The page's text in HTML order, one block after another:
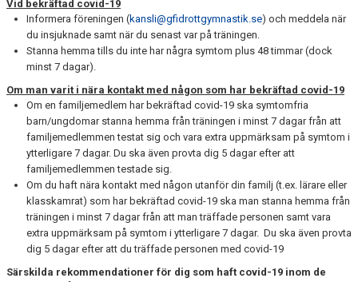
Vid bekräftad covid-19
Informera föreningen (kansli@gfidrottgymnastik.se) och meddela när
du insjuknade samt när du senast var på träningen.
Stanna hemma tills du inte har några symtom plus 48 timmar (dock
minst 7 dagar).
Om man varit i nära kontakt med någon som har bekräftad covid-19
Om en familjemedlem har bekräftad covid-19 ska symtomfria
barn/ungdomar stanna hemma från träningen i minst 7 dagar från att
familjemedlemmen testat sig och vara extra uppmärksam på symtom i
ytterligare 7 dagar. Du ska även provta dig 5 dagar efter att
familjemedlemmen testade sig.
Om du haft nära kontakt med någon utanför din familj (t.ex. lärare eller
klasskamrat) som har bekräftad covid-19 ska man stanna hemma från
träningen i minst 7 dagar från att man träffade personen samt vara
extra uppmärksam på symtom i ytterligare 7 dagar. Du ska även provta
dig 5 dagar efter att du träffade personen med covid-19
Särskilda rekommendationer för dig som haft covid-19 inom de